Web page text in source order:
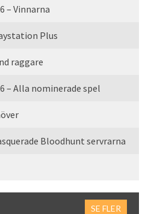
– Vinnarna
Plus
raggare
– Alla nominerade spel
Bloodhunt servrarna
SE FLER